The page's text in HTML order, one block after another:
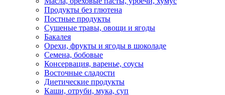
Продукты без глютена
Постные продукты
Сушеные травы, овощи и ягоды
Бакалея
Орехи, фрукты и ягоды в шоколаде
Семена, бобовые
Консервация, варенье, соусы
Восточные сладости
Диетические продукты
Каши, отруби, мука, суп